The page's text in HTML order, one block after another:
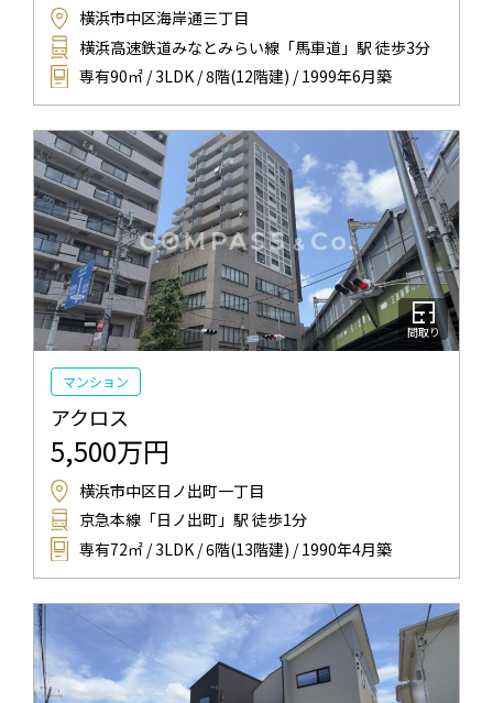
横浜市中区海岸通三丁目
横浜高速鉄道みなとみらい線「馬車道」駅 徒歩3分
専有90㎡ / 3LDK / 8階(12階建) / 1999年6月築
間取り
マンション
アクロス
5,500万円
横浜市中区日ノ出町一丁目
京急本線「日ノ出町」駅 徒歩1分
専有72㎡ / 3LDK / 6階(13階建) / 1990年4月築